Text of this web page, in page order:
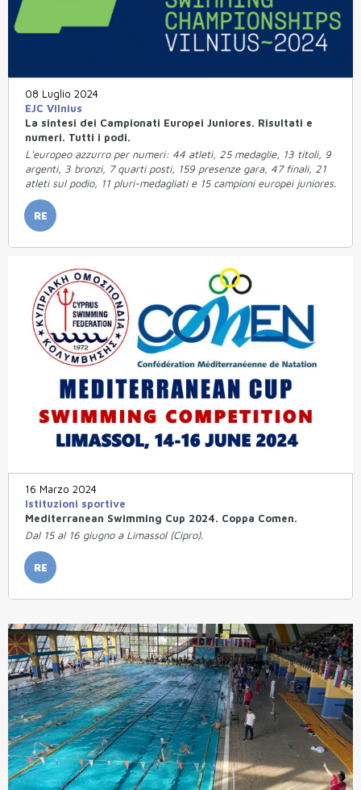
08 Luglio 2024
EJC Vilnius
La sintesi dei Campionati Europei Juniores. Risultati e
numeri. Tutti i podi.
L'europeo azzurro per numeri: 44 atleti, 25 medaglie, 13 titoli, 9
argenti, 3 bronzi, 7 quarti posti, 159 presenze gara, 47 finali, 21
atleti sul podio, 11 pluri-medagliati e 15 campioni europei juniores.
RE
16 Marzo 2024
Istituzioni sportive
Mediterranean Swimming Cup 2024. Coppa Comen.
Dal 15 al 16 giugno a Limassol (Cipro).
RE